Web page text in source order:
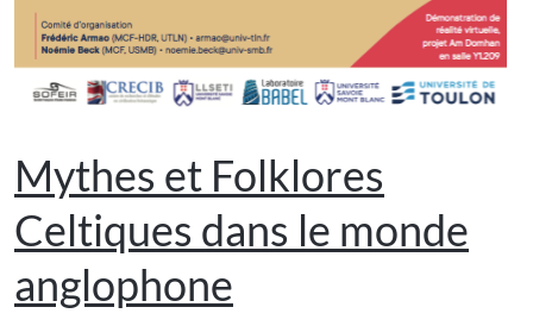
Mythes et Folklores
Celtiques dans le monde
anglophone